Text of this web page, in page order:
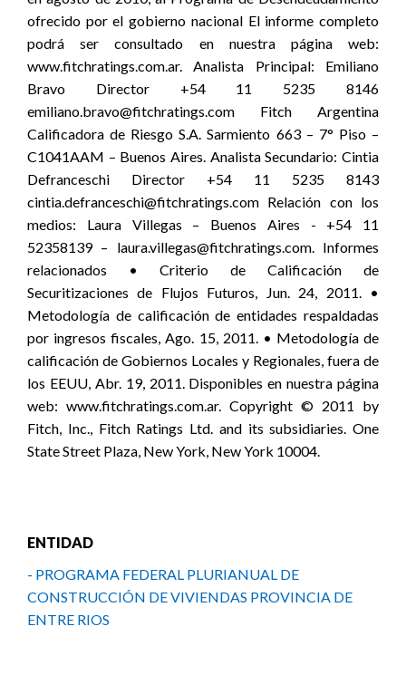
ofrecido por el gobierno nacional El informe completo
podrá ser consultado en nuestra página web:
www.fitchratings.com.ar. Analista Principal: Emiliano
Bravo Director +54 11 5235 8146
emiliano.bravo@fitchratings.com Fitch Argentina
Calificadora de Riesgo S.A. Sarmiento 663 – 7° Piso –
C1041AAM – Buenos Aires. Analista Secundario: Cintia
Defranceschi Director +54 11 5235 8143
cintia.defranceschi@fitchratings.com Relación con los
medios: Laura Villegas – Buenos Aires - +54 11
52358139 – laura.villegas@fitchratings.com. Informes
relacionados • Criterio de Calificación de
Securitizaciones de Flujos Futuros, Jun. 24, 2011. •
Metodología de calificación de entidades respaldadas
por ingresos fiscales, Ago. 15, 2011. • Metodología de
calificación de Gobiernos Locales y Regionales, fuera de
los EEUU, Abr. 19, 2011. Disponibles en nuestra página
web: www.fitchratings.com.ar. Copyright © 2011 by
Fitch, Inc., Fitch Ratings Ltd. and its subsidiaries. One
State Street Plaza, New York, New York 10004.
ENTIDAD
- PROGRAMA FEDERAL PLURIANUAL DE
CONSTRUCCIÓN DE VIVIENDAS PROVINCIA DE
ENTRE RIOS